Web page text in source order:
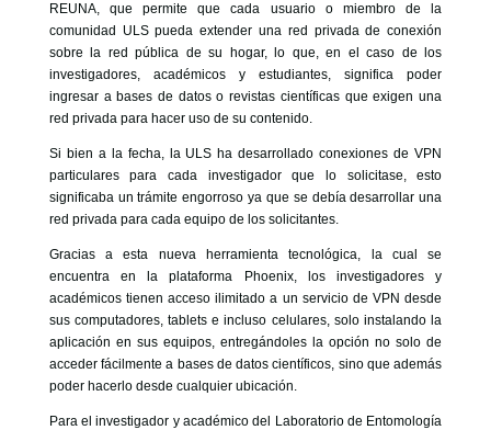
REUNA, que permite que cada usuario o miembro de la
comunidad ULS pueda extender una red privada de conexión
sobre la red pública de su hogar, lo que, en el caso de los
investigadores, académicos y estudiantes, significa poder
ingresar a bases de datos o revistas científicas que exigen una
red privada para hacer uso de su contenido.
Si bien a la fecha, la ULS ha desarrollado conexiones de VPN
particulares para cada investigador que lo solicitase, esto
significaba un trámite engorroso ya que se debía desarrollar una
red privada para cada equipo de los solicitantes.
Gracias a esta nueva herramienta tecnológica, la cual se
encuentra en la plataforma Phoenix, los investigadores y
académicos tienen acceso ilimitado a un servicio de VPN desde
sus computadores, tablets e incluso celulares, solo instalando la
aplicación en sus equipos, entregándoles la opción no solo de
acceder fácilmente a bases de datos científicos, sino que además
poder hacerlo desde cualquier ubicación.
Para el investigador y académico del Laboratorio de Entomología